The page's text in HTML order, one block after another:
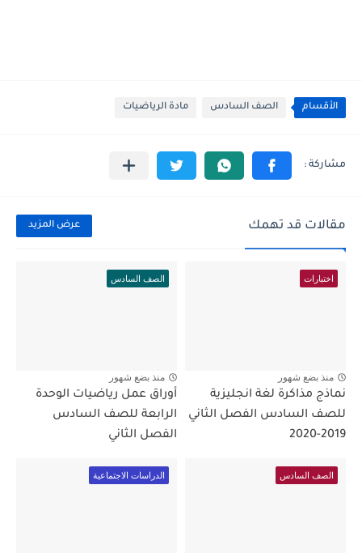
الأقسام الصف السادس مادة الرياضيات
مقالات قد تهمك عرض المزيد
اختبارات
منذ بضع شهور
نماذج مذاكرة لغة انجليزية
للصف السادس الفصل الثاني
2019-2020
الصف السادس
منذ بضع شهور
أوراق عمل رياضيات الوحدة
الرابعة للصف السادس
الفصل الثاني
الصف السادس الدراسات الاجتماعية